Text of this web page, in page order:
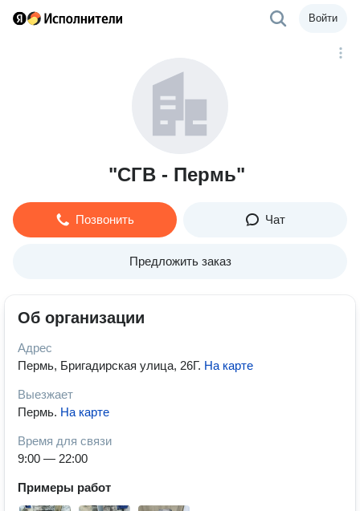
Войти
"СГВ - Пермь"
Позвонить Чат
Предложить заказ
Об организации
Адрес
Пермь, Бригадирская улица, 26Г. На карте
Выезжает
Пермь. На карте
Время для связи
9:00 — 22:00
Примеры работ